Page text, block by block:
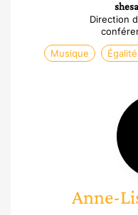
Direction
Musique
Anne-